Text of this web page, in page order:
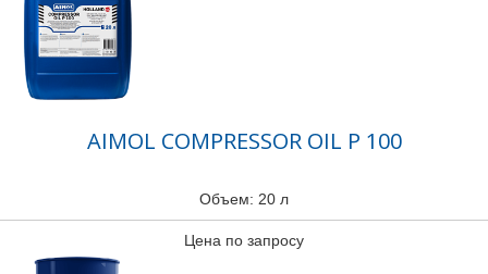
AIMOL COMPRESSOR OIL P 100
Объем: 20 л
Цена по запросу